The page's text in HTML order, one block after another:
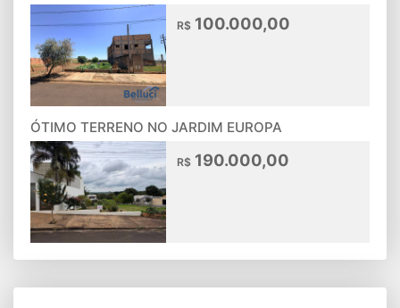
R$ 100.000,00
ÓTIMO TERRENO NO JARDIM EUROPA
R$ 190.000,00